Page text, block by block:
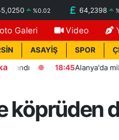
%0.02 64,2398
Galeri Video
ASAYİŞ SPOR
18:45 Alanya'da